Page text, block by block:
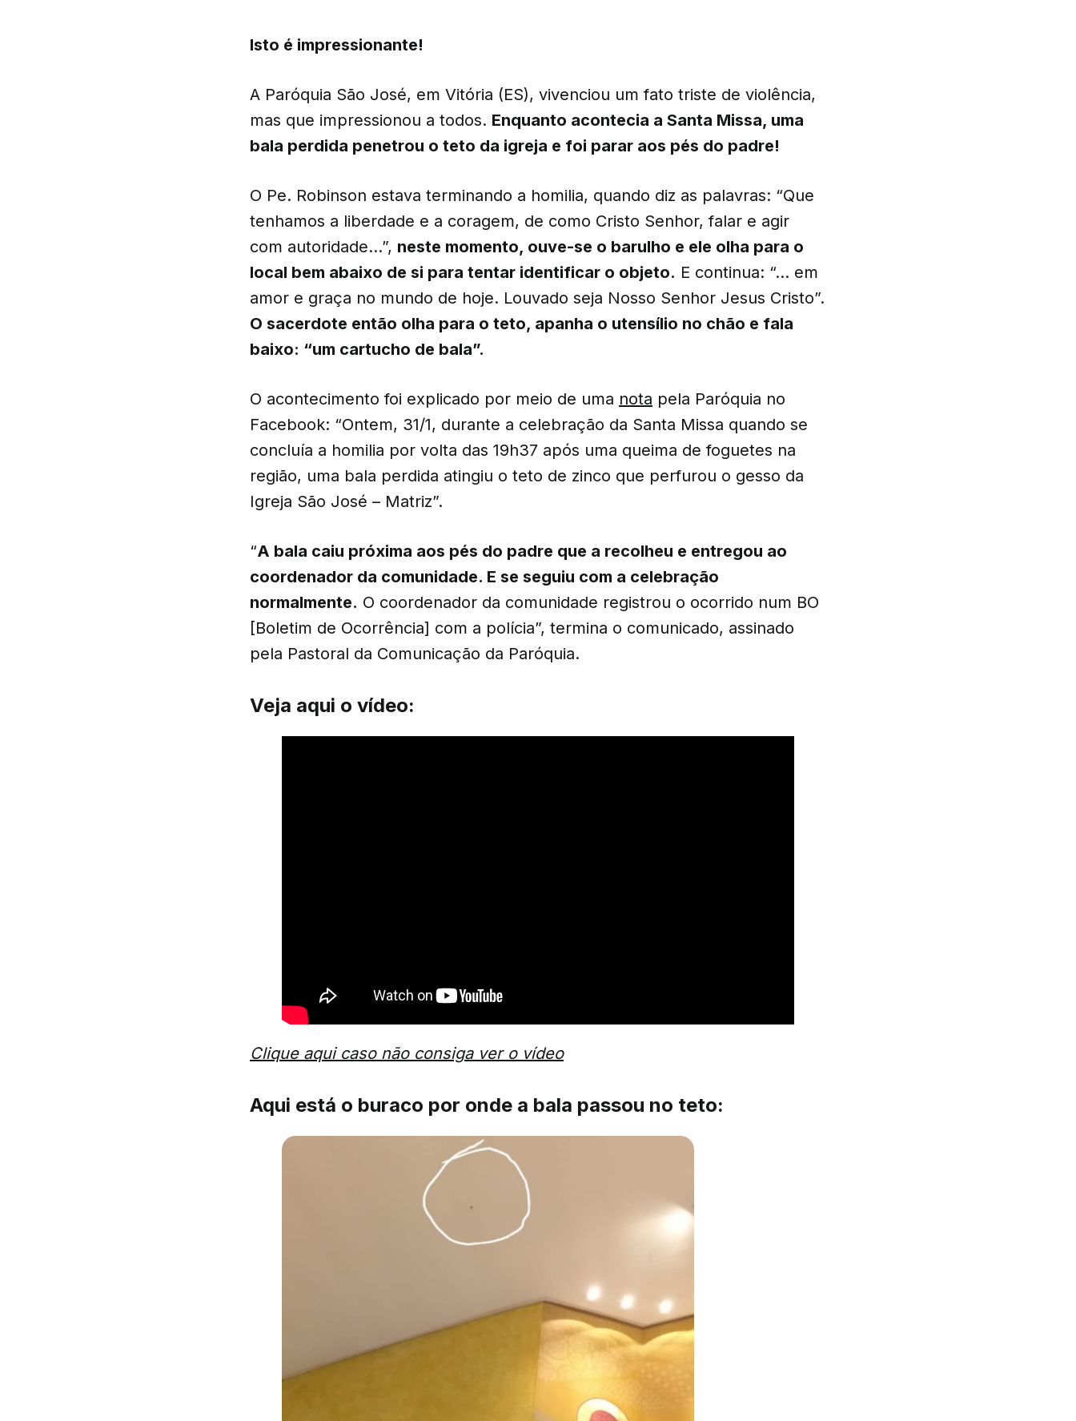
Isto é impressionante!
A Paróquia São José, em Vitória (ES), vivenciou um fato triste de violência,
mas que impressionou a todos. Enquanto acontecia a Santa Missa, uma
bala perdida penetrou o teto da igreja e foi parar aos pés do padre!
O Pe. Robinson estava terminando a homilia, quando diz as palavras: “Que
tenhamos a liberdade e a coragem, de como Cristo Senhor, falar e agir
com autoridade…”, neste momento, ouve-se o barulho e ele olha para o
local bem abaixo de si para tentar identificar o objeto. E continua: “… em
amor e graça no mundo de hoje. Louvado seja Nosso Senhor Jesus Cristo”.
O sacerdote então olha para o teto, apanha o utensílio no chão e fala
baixo: “um cartucho de bala”.
O acontecimento foi explicado por meio de uma nota pela Paróquia no
Facebook: “Ontem, 31/1, durante a celebração da Santa Missa quando se
concluía a homilia por volta das 19h37 após uma queima de foguetes na
região, uma bala perdida atingiu o teto de zinco que perfurou o gesso da
Igreja São José – Matriz”.
“A bala caiu próxima aos pés do padre que a recolheu e entregou ao
coordenador da comunidade. E se seguiu com a celebração
normalmente. O coordenador da comunidade registrou o ocorrido num BO
[Boletim de Ocorrência] com a polícia”, termina o comunicado, assinado
pela Pastoral da Comunicação da Paróquia.
Veja aqui o vídeo:
Clique aqui caso não consiga ver o vídeo
Aqui está o buraco por onde a bala passou no teto: